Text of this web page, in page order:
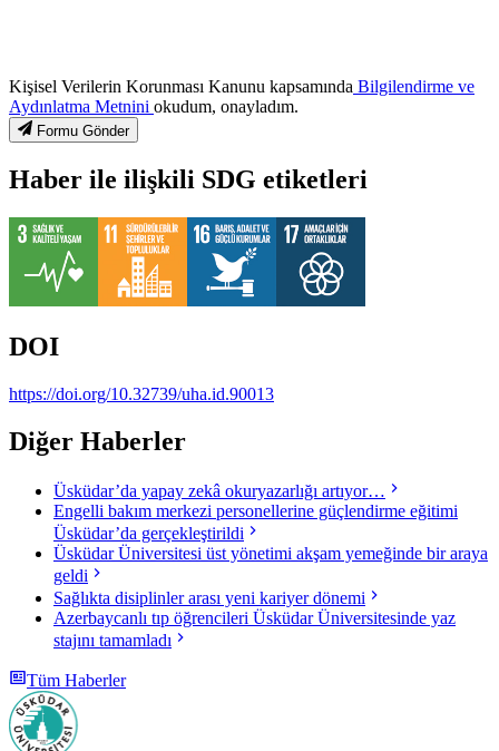
Kişisel Verilerin Korunması Kanunu kapsamında Bilgilendirme ve
Aydınlatma Metnini okudum, onayladım.
Formu Gönder
Haber ile ilişkili SDG etiketleri
DOI
https://doi.org/10.32739/uha.id.90013
Diğer Haberler
Üsküdar’da yapay zekâ okuryazarlığı artıyor…
Engelli bakım merkezi personellerine güçlendirme eğitimi
Üsküdar’da gerçekleştirildi
Üsküdar Üniversitesi üst yönetimi akşam yemeğinde bir araya
geldi
Sağlıkta disiplinler arası yeni kariyer dönemi
Azerbaycanlı tıp öğrencileri Üsküdar Üniversitesinde yaz
stajını tamamladı
Tüm Haberler